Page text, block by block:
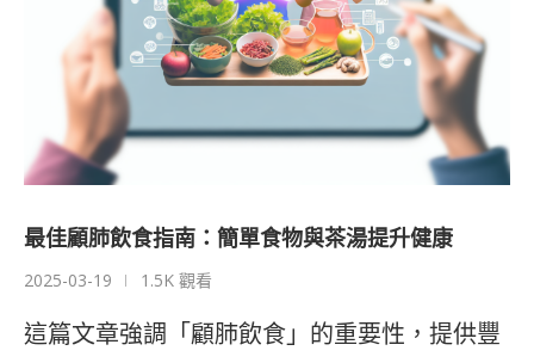
最佳顧肺飲食指南：簡單食物與茶湯提升健康
2025-03-19 1.5K 觀看
這篇文章強調「顧肺飲食」的重要性，提供豐